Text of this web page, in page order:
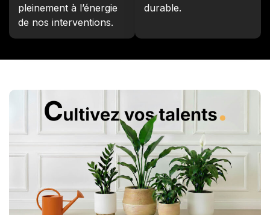
pleinement à l’énergie
de nos interventions.
durable.